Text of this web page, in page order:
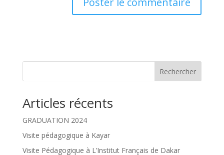
Rechercher
Articles récents
GRADUATION 2024
Visite pédagogique à Kayar
Visite Pédagogique à L’Institut Français de Dakar